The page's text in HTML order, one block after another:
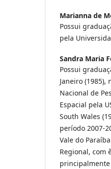
Marianna de
Possui
pela
Sandra Maria
Possui
Janeiro
Nacional de
Espacial pela
South Wales
período 2007-
Vale do
Regional, com